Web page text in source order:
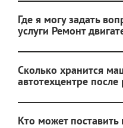
Где я могу задать
услуги Ремонт
Сколько хранится
автотехцентре после
Кто может